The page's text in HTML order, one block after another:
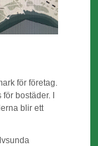
för företag.
för bostäder. I
blir ett